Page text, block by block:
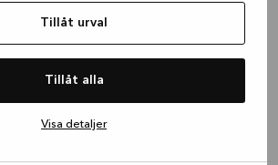
Tillåt urval
Tillåt alla
Visa detaljer